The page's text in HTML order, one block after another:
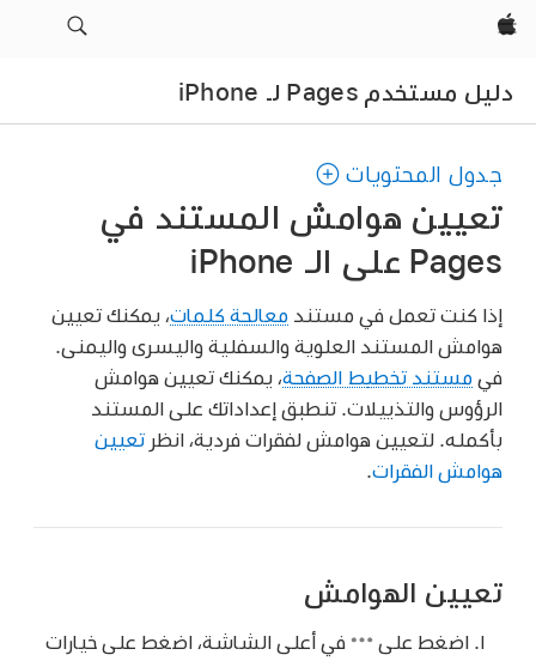
Apple‏
دليل مستخدم Pages لـ iPhone
جدول المحتويات
تعيين هوامش المستند في
Pages على الـ iPhone
إذا كنت تعمل في مستند معالجة كلمات، يمكنك تعيين
هوامش المستند العلوية والسفلية واليسرى واليمنى.
في مستند تخطيط الصفحة، يمكنك تعيين هوامش
الرؤوس والتذييلات. تنطبق إعداداتك على المستند
بأكمله. لتعيين هوامش لفقرات فردية، انظر تعيين
هوامش الفقرات
تعيين الهوامش
اضغط على
في أعلى الشاشة، اضغط على خيارات